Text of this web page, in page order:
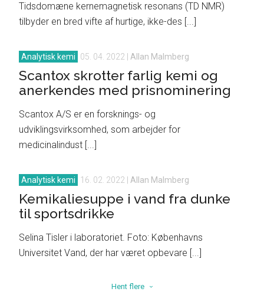
Tidsdomæne kernemagnetisk resonans (TD NMR)
tilbyder en bred vifte af hurtige, ikke-des [...]
Analytisk kemi 05. 04. 2022 Allan Malmberg
Scantox skrotter farlig kemi og
anerkendes med prisnominering
Scantox A/S er en forsknings- og
udviklingsvirksomhed, som arbejder for
medicinalindust [...]
Analytisk kemi 16. 02. 2022 Allan Malmberg
Kemikaliesuppe i vand fra dunke
til sportsdrikke
Selina Tisler i laboratoriet. Foto: Københavns
Universitet Vand, der har været opbevare [...]
Hent flere